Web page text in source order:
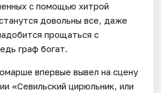
с помощью хитрой
довольны все, даже
прощаться с
граф богат.
впервые вывел на сцену
«Севильский цирюльник, или